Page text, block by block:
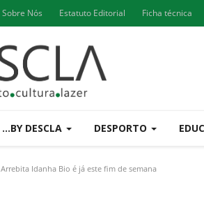
Sobre Nós Estatuto Editorial Ficha técnica
...BY DESCLA DESPORTO
Arrebita Idanha Bio é já este fim de semana